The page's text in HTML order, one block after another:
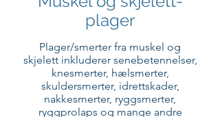
plager
Plager/smerter fra muskel og
skjelett inkluderer senebetennelser,
knesmerter, hælsmerter,
skuldersmerter, idrettskader,
nakkesmerter, ryggsmerter,
ryggprolaps og mange andre